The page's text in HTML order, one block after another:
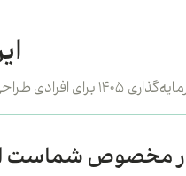
مالی خود را مدیریت کنند؛ نه با هیجان، شایعه یا تقلید.
مخصوص شماست